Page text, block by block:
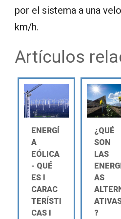
por el sistema a una
km/h.
Artículos
ENERGÍ
A
EÓLICA
- QUÉ
ES Ι
CARAC
TERÍSTI
CAS Ι
¿QUÉ
SON
LAS
AS
?